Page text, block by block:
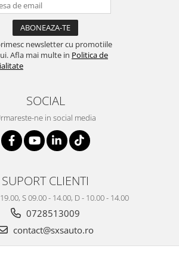
newsletter cu promotiile
Afla mai multe in Politica de
SOCIAL
ne in social media
SUPORT CLIENTI
S 09.00 - 14.00, D - 10.00 - 14.00
0728513009
contact@sxsauto.ro